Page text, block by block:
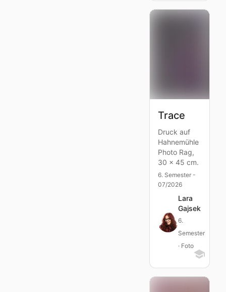
Trace
Druck auf
Hahnemühle
Photo Rag,
30 x 45 cm.
6. Semester -
07/2026
Lara
Gajsek
6.
Semester
· Foto